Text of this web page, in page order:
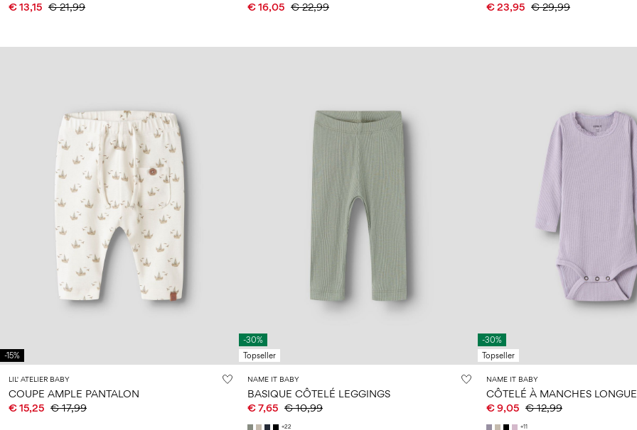
€ 13,15 € 21,99
€ 16,05 € 22,99
€ 23,95 € 29,99
-15%
LIL' ATELIER BABY
COUPE AMPLE PANTALON
€ 15,25 € 17,99
-30%
Topseller
NAME IT BABY
BASIQUE CÔTELÉ LEGGINGS
€ 7,65 € 10,99
+22
-30%
Topseller
NAME IT BABY
€ 9,05 € 12,99
+11